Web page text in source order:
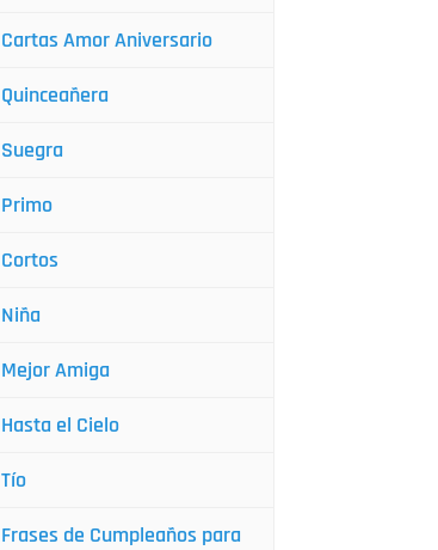
Cartas Amor Aniversario
Quinceañera
Suegra
Primo
Cortos
Niña
Mejor Amiga
Hasta el Cielo
Tío
Frases de Cumpleaños para